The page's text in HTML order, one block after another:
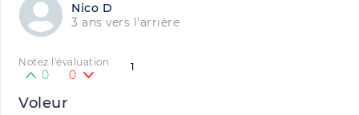
Nico D
3 ans vers l'arrière
1
Notez l'évaluation
0 0
Voleur